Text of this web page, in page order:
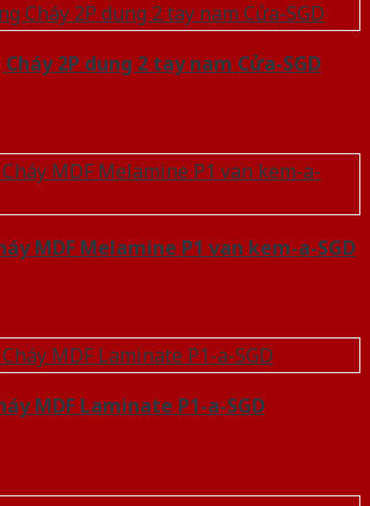
2P dung 2 tay nam Cửa-SGD
MDF Melamine P1 van kem-a-SGD
MDF Laminate P1-a-SGD